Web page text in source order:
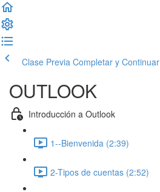
Clase Previa Completar y Continuar
OUTLOOK
Introducción a Outlook
1--Bienvenida (2:39)
2-Tipos de cuentas (2:52)